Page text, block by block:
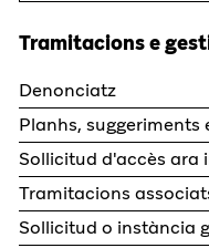
Tramitacions e
Denonciatz
Planhs, suggeriments
Sollicitud d'accès ara
Tramitacions
Sollicitud o instància